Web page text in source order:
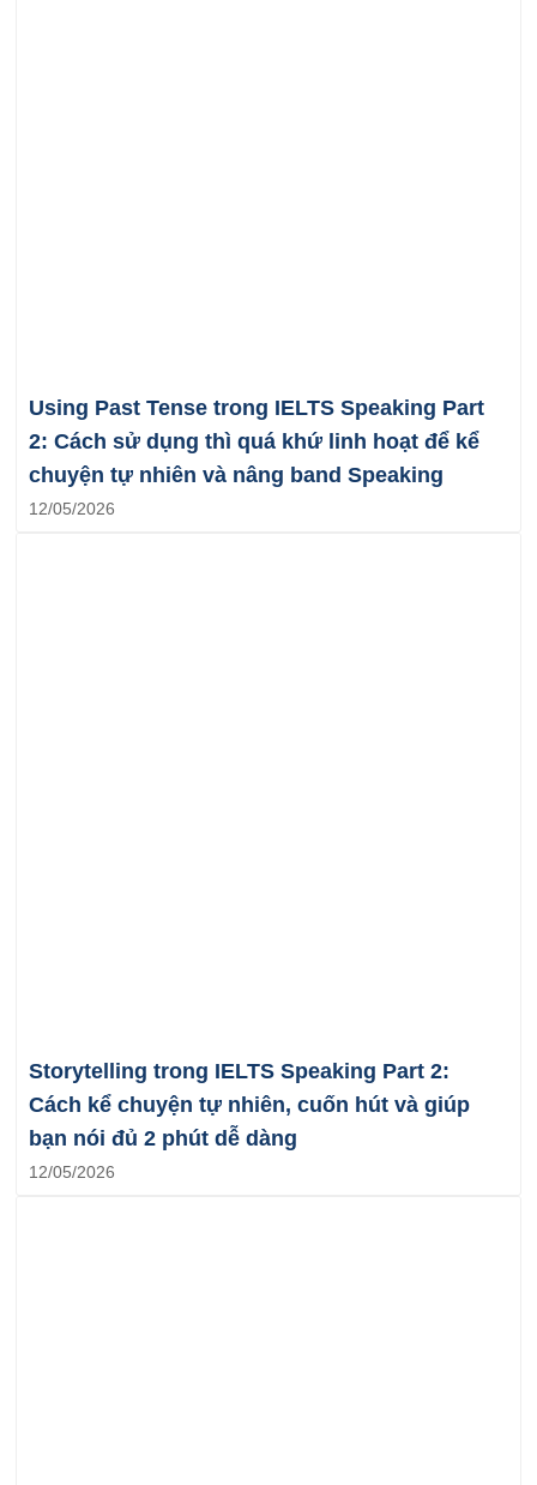
Using Past Tense trong IELTS Speaking Part
2: Cách sử dụng thì quá khứ linh hoạt để kể
chuyện tự nhiên và nâng band Speaking
12/05/2026
Storytelling trong IELTS Speaking Part 2:
Cách kể chuyện tự nhiên, cuốn hút và giúp
bạn nói đủ 2 phút dễ dàng
12/05/2026